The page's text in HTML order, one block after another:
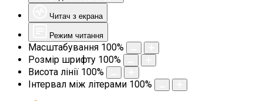
Читач з екрана
Режим читання
Масштабування 100%
Розмір шрифту 100%
Висота лінії 100%
Інтервал між літерами 100%